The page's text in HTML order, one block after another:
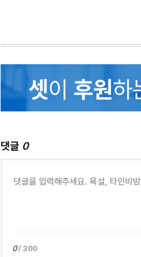
댓글 0
0/ 300